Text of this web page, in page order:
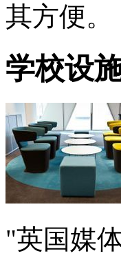
其方便。
学校设
"英国媒